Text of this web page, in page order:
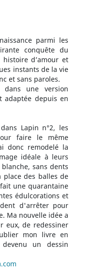
parmi les
conquête du
d’amour et
instants de la vie
et sans paroles.
dans une version
adaptée depuis en
Lapin n°2, les
faire le même
donc remodelé la
idéale à leurs
sans dents
des balles de
une quarantaine
édulcorations et
d'arrêter pour
Ma nouvelle idée a
eux, de redessiner
mon livre en
un dessin